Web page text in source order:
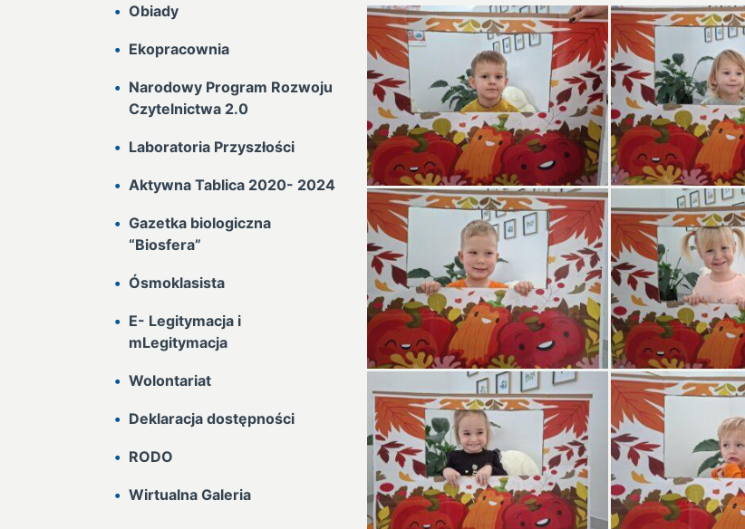
Obiady
Ekopracownia
Narodowy Program Rozwoju
Czytelnictwa 2.0
Laboratoria Przyszłości
Aktywna Tablica 2020- 2024
Gazetka biologiczna
“Biosfera”
Ósmoklasista
E- Legitymacja i
mLegitymacja
Wolontariat
Deklaracja dostępności
RODO
Wirtualna Galeria